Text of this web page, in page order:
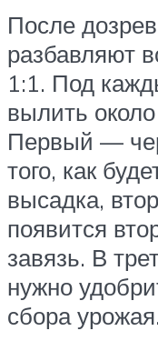
После
разбавляют
1:1. Под
вылить
Первый —
того, как
высадка,
появится
завязь. В
нужно
сбора урожая.